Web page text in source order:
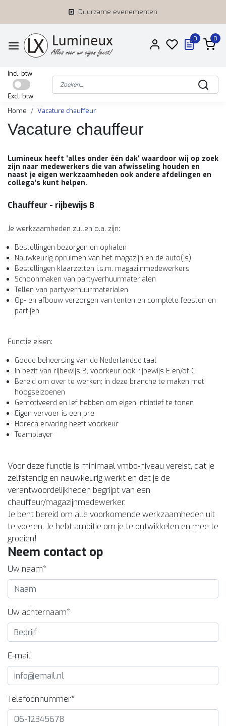
Duurzame evenementen
0 0
Incl. btw
Excl. btw
Home
Vacature chauffeur
Vacature chauffeur
Lumineux heeft 'alles onder één dak' waardoor wij op zoek
zijn naar medewerkers die van afwisseling houden en
naast je eigen werkzaamheden ook andere afdelingen en
collega's kunt helpen.
Chauffeur - rijbewijs B
Je werkzaamheden zullen o.a. zijn:
Bestellingen bezorgen en ophalen
Nauwkeurig opruimen van het magazijn en de auto('s)
Bestellingen klaarzetten i.s.m. magazijnmedewerkers
Schoonmaken van partyverhuurmaterialen
Tellen van partyverhuurmaterialen
Op- en afbouw verzorgen van tenten en complete feesten en
partijen
Functie eisen:
Goede beheersing van de Nederlandse taal
In bezit van rijbewijs B, voorkeur ook rijbewijs E en/of C
Bereid om over te werken; in deze branche te maken met
hoogseizoenen
Gemotiveerd en lef hebben om eigen initiatief te tonen
Eigen vervoer is een pre
Horeca ervaring heeft voorkeur
Teamplayer
Voor deze functie is minimaal vmbo-niveau vereist, dat je
zelfstandig en nauwkeurig werkt en dat je de
verantwoordelijkheden begrijpt van een
chauffeur/magazijnmedewerker.
Je bent bereid om alle voorkomende werkzaamheden uit
te voeren. Je hebt ambitie om je te ontwikkelen en mee te
groeien!
Neem contact op
Uw naam*
Uw achternaam*
E-mail
Telefoonnummer*